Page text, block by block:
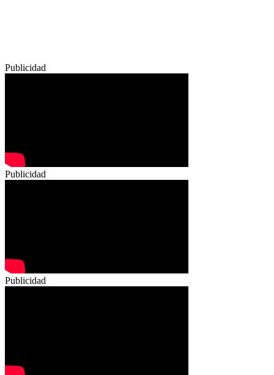
Publicidad
Publicidad
Publicidad